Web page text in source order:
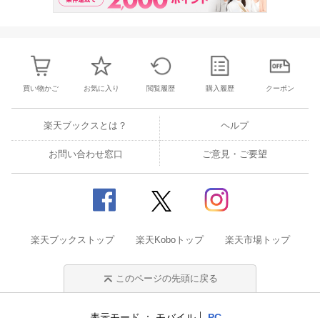
買い物かご お気に入り 閲覧履歴 購入履歴 クーポン
楽天ブックスとは？ ヘルプ
お問い合わせ窓口 ご意見・ご要望
楽天ブックストップ 楽天Koboトップ 楽天市場トップ
このページの先頭に戻る